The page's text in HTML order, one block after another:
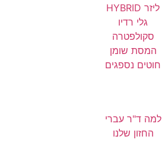
ליזר HYBRID
גלי רדיו
סקולפטרה
המסת שומן
חוטים נספגים
למה ד"ר עברי
החזון שלנו